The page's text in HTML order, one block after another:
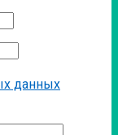
данных